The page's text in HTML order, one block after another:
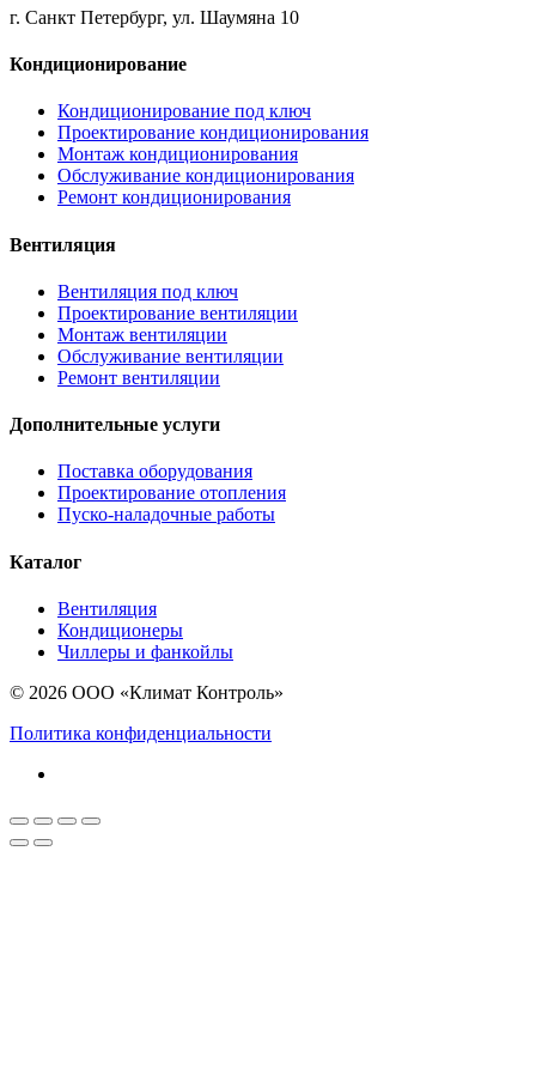
г. Санкт Петербург, ул. Шаумяна 10
Кондиционирование
Кондиционирование под ключ
Проектирование кондиционирования
Монтаж кондиционирования
Обслуживание кондиционирования
Ремонт кондиционирования
Вентиляция
Вентиляция под ключ
Проектирование вентиляции
Монтаж вентиляции
Обслуживание вентиляции
Ремонт вентиляции
Дополнительные услуги
Поставка оборудования
Проектирование отопления
Пуско-наладочные работы
Каталог
Вентиляция
Кондиционеры
Чиллеры и фанкойлы
© 2026 ООО «Климат Контроль»
Политика конфиденциальности